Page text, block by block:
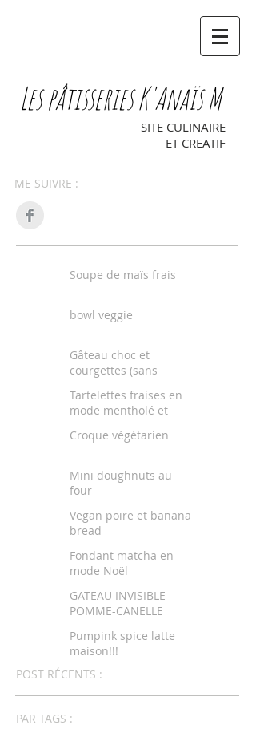
Les pâtisseries K'Anaïs M
SITE CULINAIRE
ET CREATIF
ME SUIVRE :
Soupe de maïs frais
bowl veggie
Gâteau choc et
courgettes (sans
Tartelettes fraises en
mode mentholé et
Croque végétarien
Mini doughnuts au
four
Vegan poire et banana
bread
Fondant matcha en
mode Noël
GATEAU INVISIBLE
POMME-CANELLE
Pumpink spice latte
maison!!!
POST RÉCENTS :
PAR TAGS :